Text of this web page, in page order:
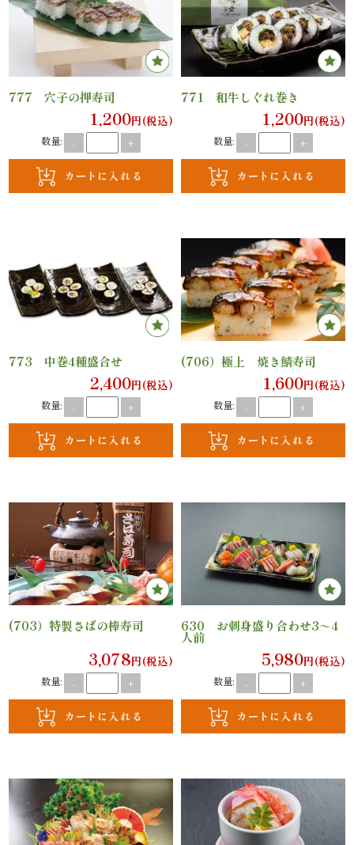
シ
ョ
ン
江
牛・
イ
ン
鰻・
鮮
メ
ン
近
江
米
菜
子
様
777 穴子の押寿司
1,200円(税込)
数量: - +
771 和牛しぐれ巻き
1,200円(税込)
数量: - +
773 中巻4種盛合せ
2,400円(税込)
数量: - +
(706）極上 焼き鯖寿司
1,600円(税込)
数量: - +
(703）特製さばの棒寿司
3,078円(税込)
数量: - +
630 お刺身盛り合わせ3～4
人前
5,980円(税込)
数量: - +